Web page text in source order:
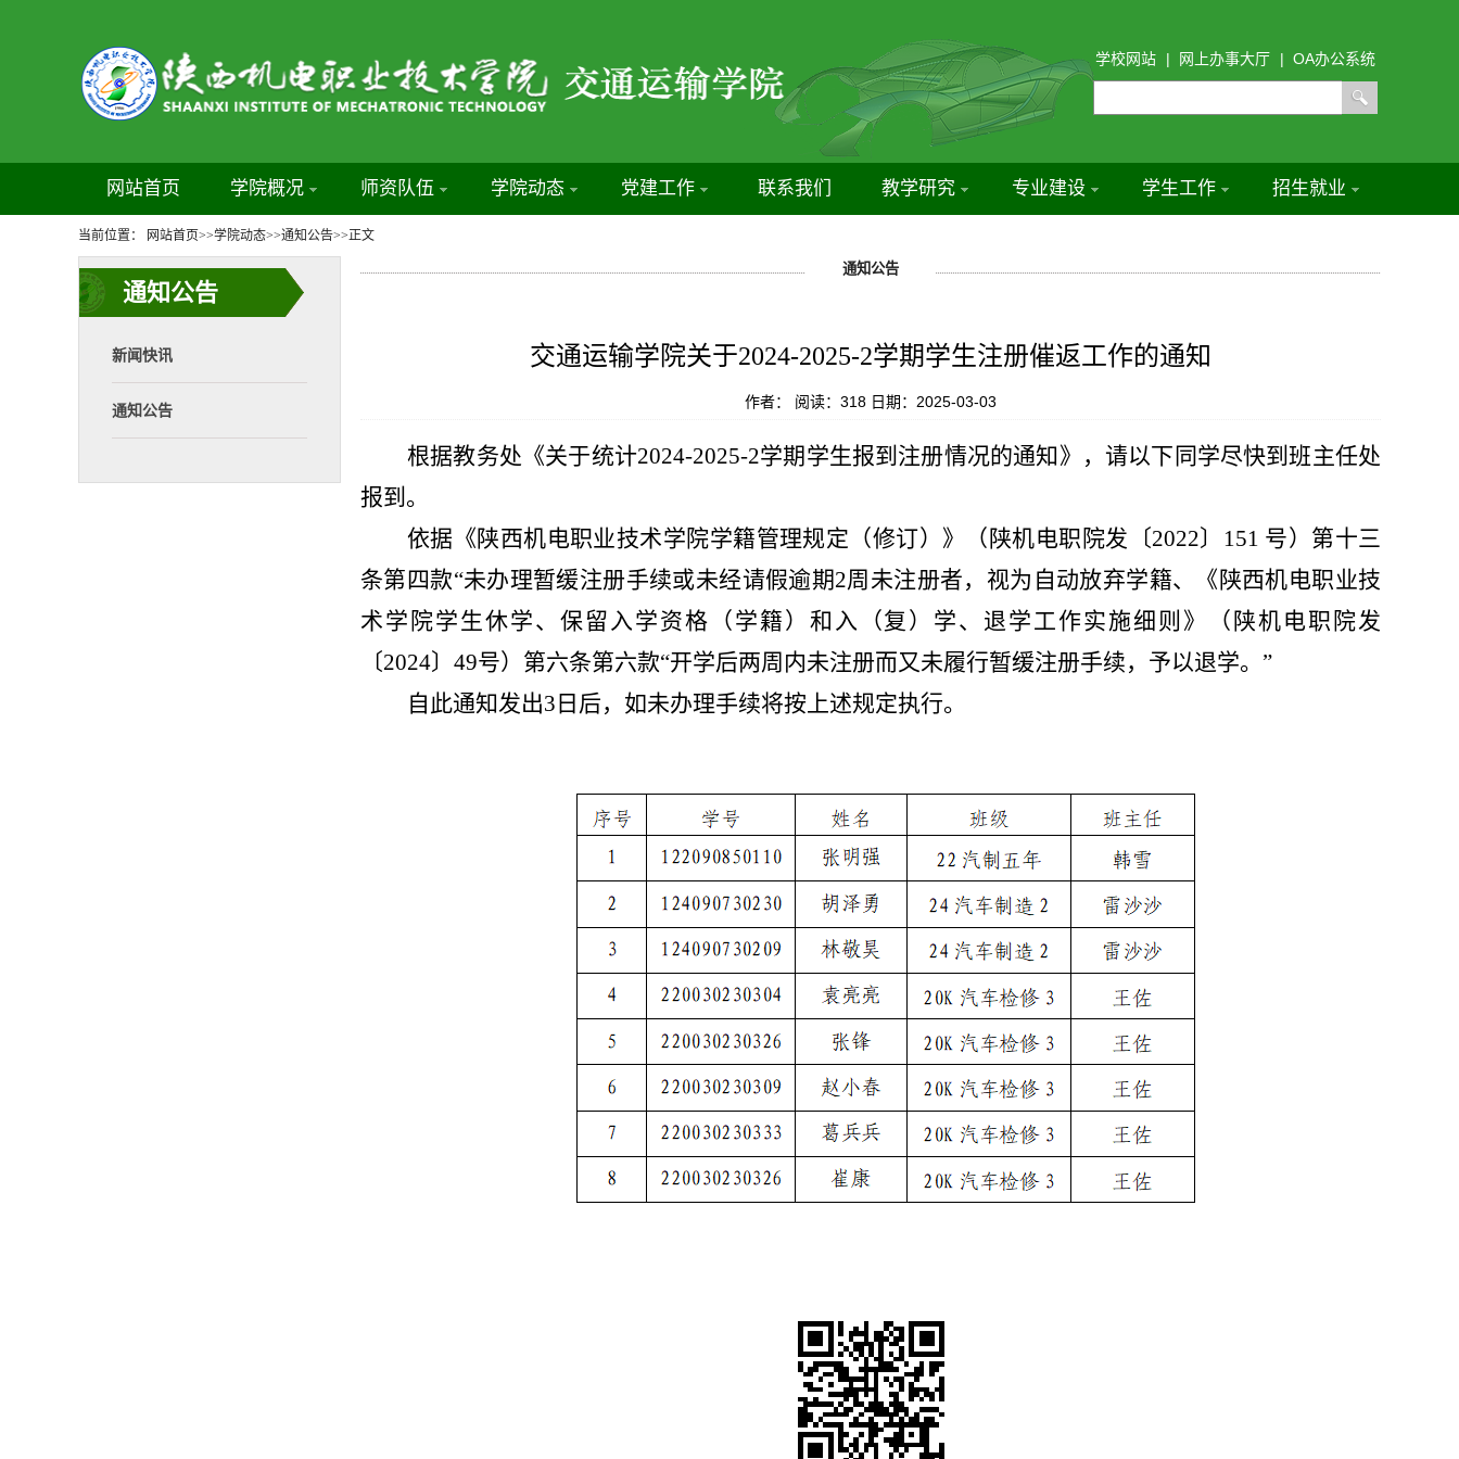
学校网站 | 网上办事大厅 | OA办公系统
网站首页 学院概况 师资队伍 学院动态 党建工作 联系我们 教学研究 专业建设 学生工作 招生就业
当前位置： 网站首页>>学院动态>>通知公告>>正文
通知公告
新闻快讯
通知公告
通知公告
交通运输学院关于2024-2025-2学期学生注册催返工作的通知
作者： 阅读： 318 日期：2025-03-03
根据教务处 《关于统计2024-2025-2学期学生报到注册情况的通知》， 请以下同学尽快到班主任处
报到。
依据《陕西机电职业技术学院学籍管理规定（修订）》（陕机电职院发〔2022〕151 号）第十三
条第四款“未办理暂缓注册手续或未经请假逾期2周未注册者，视为自动放弃学籍、《陕西机电职业技
术学院学生休学、保留入学资格（学籍）和入（复）学、退学工作实施细则》（陕机电职院发
〔2024〕49号）第六条第六款“开学后两周内未注册而又未履行暂缓注册手续，予以退学。”
自此通知发出3日后，如未办理手续将按上述规定执行。